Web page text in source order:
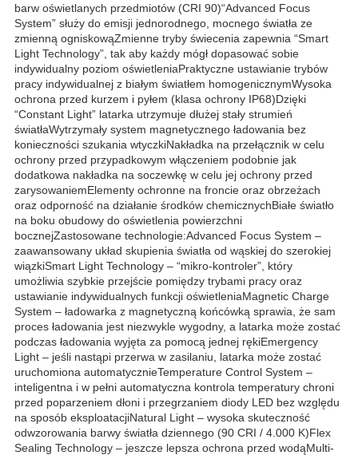
barw oświetlanych przedmiotów (CRI 90)“Advanced Focus
System” służy do emisji jednorodnego, mocnego światła ze
zmienną ogniskowąZmienne tryby świecenia zapewnia “Smart
Light Technology”, tak aby każdy mógł dopasować sobie
indywidualny poziom oświetleniaPraktyczne ustawianie trybów
pracy indywidualnej z białym światłem homogenicznymWysoka
ochrona przed kurzem i pyłem (klasa ochrony IP68)Dzięki
“Constant Light” latarka utrzymuje dłużej stały strumień
światłaWytrzymały system magnetycznego ładowania bez
konieczności szukania wtyczkiNakładka na przełącznik w celu
ochrony przed przypadkowym włączeniem podobnie jak
dodatkowa nakładka na soczewkę w celu jej ochrony przed
zarysowaniemElementy ochronne na froncie oraz obrzeżach
oraz odporność na działanie środków chemicznychBiałe światło
na boku obudowy do oświetlenia powierzchni
bocznejZastosowane technologie:Advanced Focus System –
zaawansowany układ skupienia światła od wąskiej do szerokiej
wiązkiSmart Light Technology – “mikro-kontroler”, który
umożliwia szybkie przejście pomiędzy trybami pracy oraz
ustawianie indywidualnych funkcji oświetleniaMagnetic Charge
System – ładowarka z magnetyczną końcówką sprawia, że sam
proces ładowania jest niezwykle wygodny, a latarka może zostać
podczas ładowania wyjęta za pomocą jednej rękiEmergency
Light – jeśli nastąpi przerwa w zasilaniu, latarka może zostać
uruchomiona automatycznieTemperature Control System –
inteligentna i w pełni automatyczna kontrola temperatury chroni
przed poparzeniem dłoni i przegrzaniem diody LED bez względu
na sposób eksploatacjiNatural Light – wysoka skuteczność
odwzorowania barwy światła dziennego (90 CRI / 4.000 K)Flex
Sealing Technology – jeszcze lepsza ochrona przed wodąMulti-